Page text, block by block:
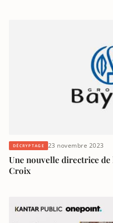
DÉCRYPTAGE 23 novembre 2023
Une nouvelle directrice
Croix